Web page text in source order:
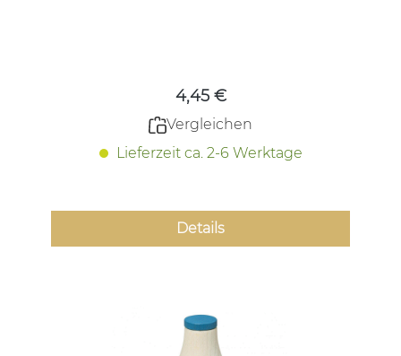
4,45 €
Vergleichen
Lieferzeit ca. 2-6 Werktage
Details